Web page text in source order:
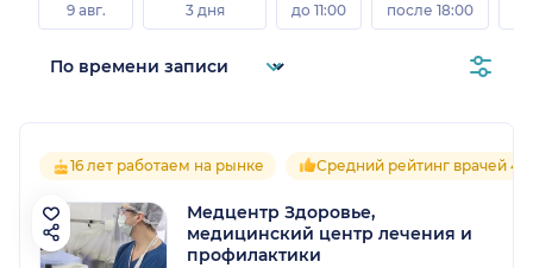
9 авг.
3 дня
до 11:00
после 18:00
16 лет работаем на рынке Средний рейтинг врачей 4.8
Медцентр Здоровье,
медицинский центр лечения и
профилактики